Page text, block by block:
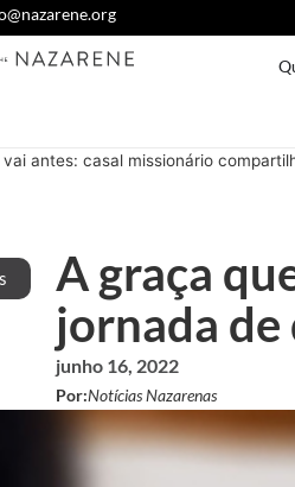
antes: casal missionário
A graça
jornada
junho 16, 2022
Por:Notícias Nazarenas